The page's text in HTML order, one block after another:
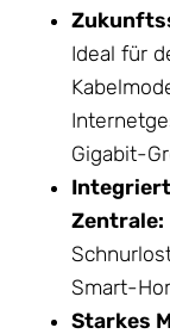
Ideal für
Gigabit-
Zentrale:
Smart-
Starkes